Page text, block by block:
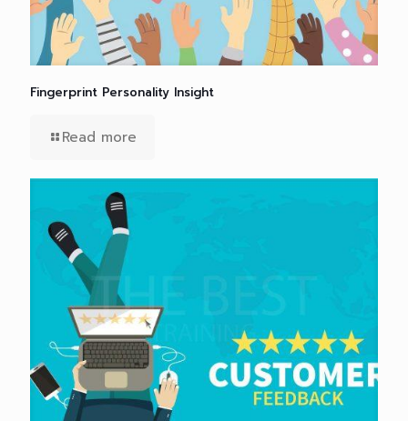
Fingerprint Personality Insight
Read more